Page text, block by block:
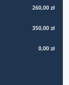
260,00 zł
350,00 zł
0,00 zł